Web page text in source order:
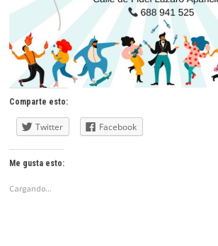
Comparte esto:
Twitter Facebook
Me gusta esto:
Cargando...